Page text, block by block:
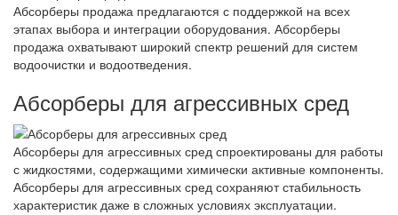
Абсорберы продажа предлагаются с поддержкой на всех
этапах выбора и интеграции оборудования. Абсорберы
продажа охватывают широкий спектр решений для систем
водоочистки и водоотведения.
Абсорберы для агрессивных сред
Абсорберы для агрессивных сред спроектированы для работы
с жидкостями, содержащими химически активные компоненты.
Абсорберы для агрессивных сред сохраняют стабильность
характеристик даже в сложных условиях эксплуатации.